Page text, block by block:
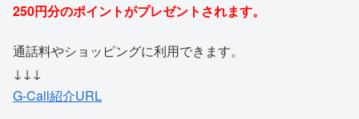
250円分のポイントがプレゼントされます。
通話料やショッピングに利用できます。
↓↓↓
G-Call紹介URL